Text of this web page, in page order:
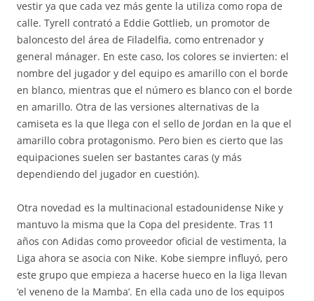
vestir ya que cada vez más gente la utiliza como ropa de
calle. Tyrell contrató a Eddie Gottlieb, un promotor de
baloncesto del área de Filadelfia, como entrenador y
general mánager. En este caso, los colores se invierten: el
nombre del jugador y del equipo es amarillo con el borde
en blanco, mientras que el número es blanco con el borde
en amarillo. Otra de las versiones alternativas de la
camiseta es la que llega con el sello de Jordan en la que el
amarillo cobra protagonismo. Pero bien es cierto que las
equipaciones suelen ser bastantes caras (y más
dependiendo del jugador en cuestión).
Otra novedad es la multinacional estadounidense Nike y
mantuvo la misma que la Copa del presidente. Tras 11
años con Adidas como proveedor oficial de vestimenta, la
Liga ahora se asocia con Nike. Kobe siempre influyó, pero
este grupo que empieza a hacerse hueco en la liga llevan
‘el veneno de la Mamba’. En ella cada uno de los equipos